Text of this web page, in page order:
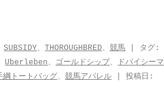
SUBSIDY、THOROUGHBRED、競馬 | タグ:
Uberleben、 ゴールドシップ、
ドバイシーマ
綱トートバッグ、競馬アパレル | 投稿日: